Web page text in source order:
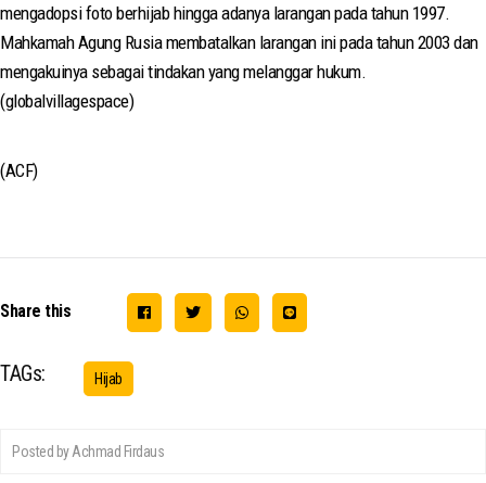
mengadopsi foto berhijab hingga adanya larangan pada tahun 1997.
Mahkamah Agung Rusia membatalkan larangan ini pada tahun 2003 dan
mengakuinya sebagai tindakan yang melanggar hukum.
(globalvillagespace)
(ACF)
Share this
TAGs: Hijab
Posted by Achmad Firdaus